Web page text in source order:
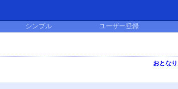
シンプル ユーザー登録
おとな